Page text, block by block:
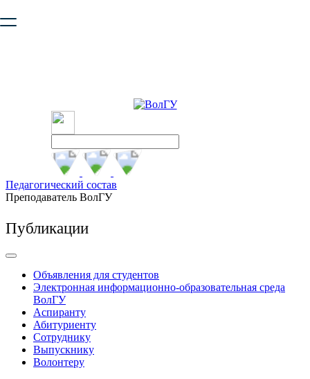
безопасную работу с сайтом. Пожалуйста
Педагогический состав
Преподаватель ВолГУ
Публикации
Объявления для студентов
Электронная информационно-образовательная среда
ВолГУ
Аспиранту
Абитуриенту
Сотруднику
Выпускнику
Волонтеру